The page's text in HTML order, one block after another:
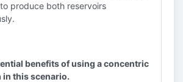
produce both reservoirs
benefits of using a concentric
this scenario.